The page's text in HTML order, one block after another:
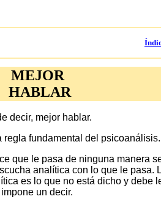
MEJOR
HABLAR
decir, mejor hablar.
regla fundamental del psicoanálisis.
que le pasa de ninguna manera
analítica con lo que le pasa.
es lo que no está dicho y debe
un decir.